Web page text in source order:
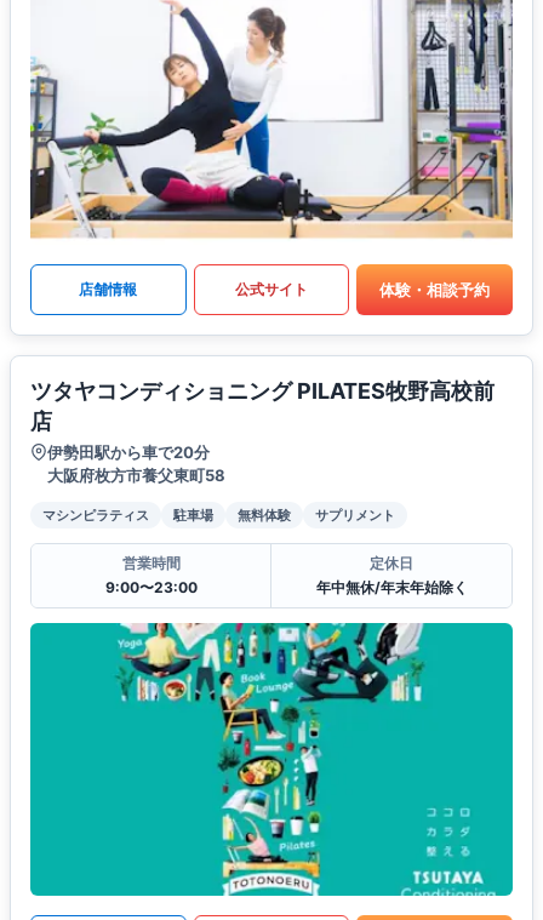
店舗情報 公式サイト 体験・相談予約
ツタヤコンディショニング PILATES牧野高校前
店
伊勢田駅から車で20分
大阪府枚方市養父東町58
マシンピラティス 駐車場 無料体験 サプリメント
営業時間
9:00〜23:00
定休日
年中無休/年末年始除く